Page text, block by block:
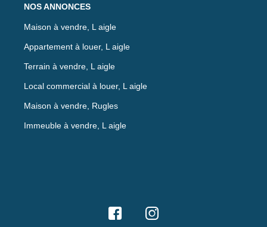
NOS ANNONCES
Maison à vendre, L aigle
Appartement à louer, L aigle
Terrain à vendre, L aigle
Local commercial à louer, L aigle
Maison à vendre, Rugles
Immeuble à vendre, L aigle